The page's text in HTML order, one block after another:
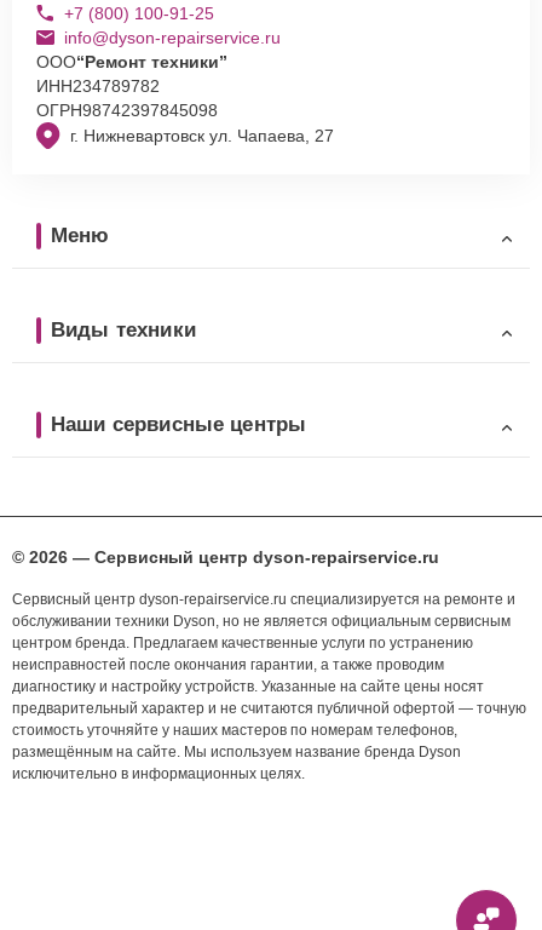
г. Нижневартовск ул. Чапаева, 27
+7 (800) 100-91-25
info@dyson-repairservice.ru
ООО“Ремонт техники”
ИНН234789782
ОГРН98742397845098
Меню
Виды техники
Наши сервисные центры
© 2026 — Сервисный центр dyson-repairservice.ru
Сервисный центр dyson-repairservice.ru специализируется на ремонте и
обслуживании техники Dyson, но не является официальным сервисным
центром бренда. Предлагаем качественные услуги по устранению
неисправностей после окончания гарантии, а также проводим
диагностику и настройку устройств. Указанные на сайте цены носят
предварительный характер и не считаются публичной офертой — точную
стоимость уточняйте у наших мастеров по номерам телефонов,
размещённым на сайте. Мы используем название бренда Dyson
исключительно в информационных целях.